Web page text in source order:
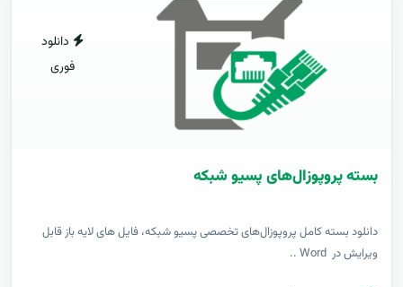
دانلود
فوری
بسته پروپوزال‌های پسیو شبکه
دانلود بسته کامل پروپوزال‌های تخصصی پسیو شبکه، فایل های لایه باز قابل
ویرایش در Word ..